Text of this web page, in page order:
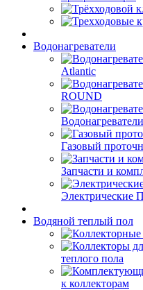
Водонагреватели
Atlantic
ROUND
Газовый
Запчасти и
Электрические
Водяной теплый пол
теплого пола
к коллекторам